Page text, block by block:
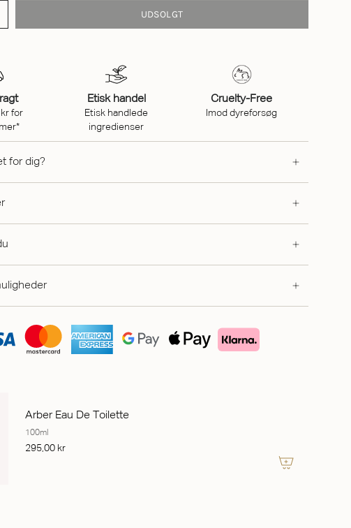
UDSOLGT
for
Etisk handel
Etisk handlede
ingredienser
Cruelty-Free
Imod dyreforsøg
for dig?
Arber Eau De Toilette
100ml
295,00 kr